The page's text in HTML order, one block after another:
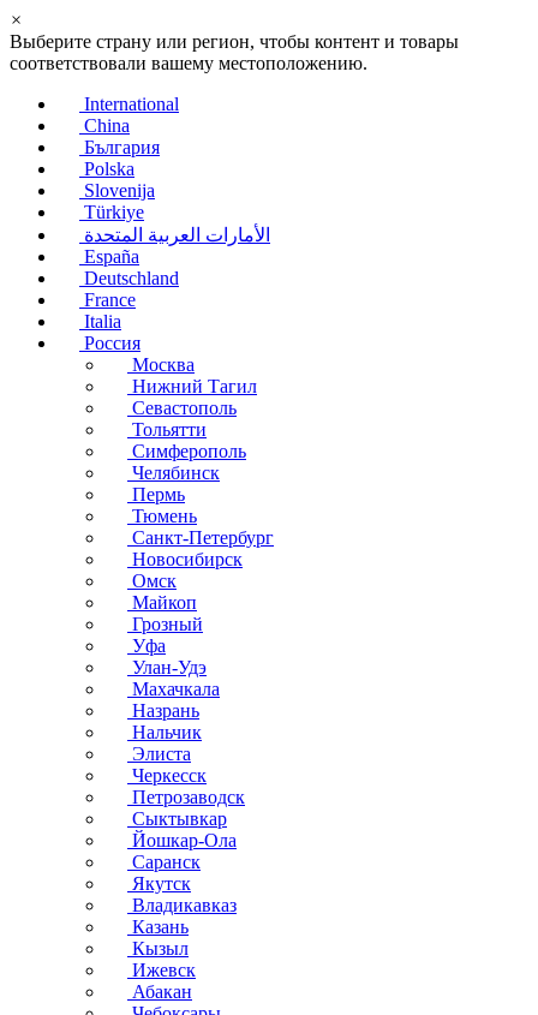
×
Выберите страну или регион, чтобы контент и товары
соответствовали вашему местоположению.
International
China
България
Polska
Slovenija
Türkiye
الأمارات العربية المتحدة
España
Deutschland
France
Italia
Россия
Москва
Нижний Тагил
Севастополь
Тольятти
Симферополь
Челябинск
Пермь
Тюмень
Санкт-Петербург
Новосибирск
Омск
Майкоп
Грозный
Уфа
Улан-Удэ
Махачкала
Назрань
Нальчик
Элиста
Черкесск
Петрозаводск
Сыктывкар
Йошкар-Ола
Саранск
Якутск
Владикавказ
Казань
Кызыл
Ижевск
Абакан